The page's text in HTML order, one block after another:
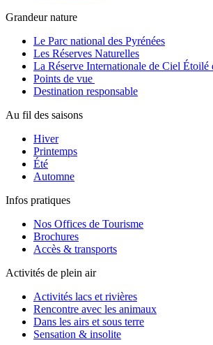
Grandeur nature
Le Parc national des Pyrénées
Les Réserves Naturelles
La Réserve Internationale de Ciel
Points de vue
Destination responsable
Au fil des saisons
Hiver
Printemps
Été
Automne
Infos pratiques
Nos Offices de Tourisme
Brochures
Accès & transports
Activités de plein air
Activités lacs et rivières
Rencontre avec les animaux
Dans les airs et sous terre
Sensation & insolite